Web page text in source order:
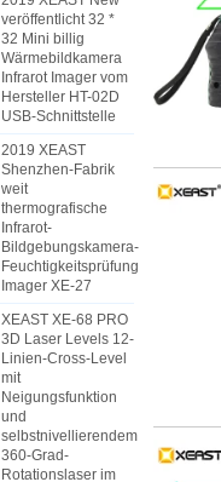
veröffentlicht 32 *
32 Mini billig
Wärmebildkamera
Infrarot Imager vom
Hersteller HT-02D
USB-Schnittstelle
2019 XEAST
Shenzhen-Fabrik
weit
thermografische
Infrarot-
Bildgebungskamera-
Feuchtigkeitsprüfung
Imager XE-27
XEAST XE-68 PRO
3D Laser Levels 12-
Linien-Cross-Level
mit
Neigungsfunktion
und
selbstnivellierendem
360-Grad-
Rotationslaser im